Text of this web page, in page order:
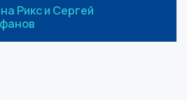
Рикс и Сергей